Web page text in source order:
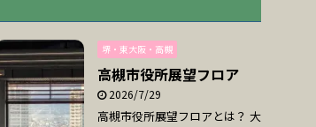
堺・東大阪・高槻
高槻市役所展望フロア
2026/7/29
高槻市役所展望フロアとは？ 大